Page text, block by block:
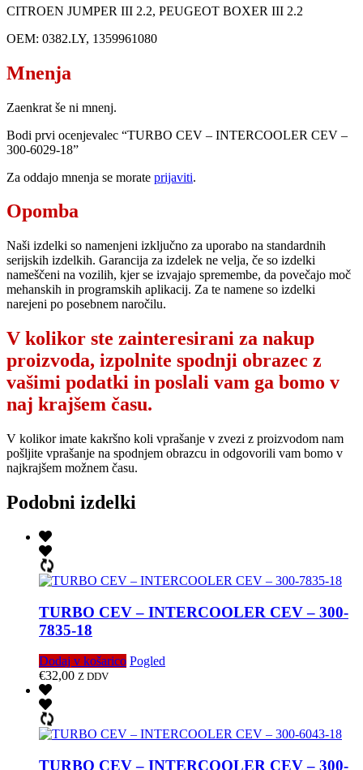
CITROEN JUMPER III 2.2, PEUGEOT BOXER III 2.2
OEM: 0382.LY, 1359961080
Mnenja
Zaenkrat še ni mnenj.
Bodi prvi ocenjevalec “TURBO CEV – INTERCOOLER CEV –
300-6029-18”
Za oddajo mnenja se morate prijaviti.
Opomba
Naši izdelki so namenjeni izključno za uporabo na standardnih
serijskih izdelkih. Garancija za izdelek ne velja, če so izdelki
nameščeni na vozilih, kjer se izvajajo spremembe, da povečajo moč
mehanskih in programskih aplikacij. Za te namene so izdelki
narejeni po posebnem naročilu.
V kolikor ste zainteresirani za nakup
proizvoda, izpolnite spodnji obrazec z
vašimi podatki in poslali vam ga bomo v
naj krajšem času.
V kolikor imate kakršno koli vprašanje v zvezi z proizvodom nam
pošljite vprašanje na spodnjem obrazcu in odgovorili vam bomo v
najkrajšem možnem času.
Podobni izdelki
TURBO CEV – INTERCOOLER CEV – 300-
7835-18
Dodaj v košarico Pogled
€32,00 Z DDV
TURBO CEV – INTERCOOLER CEV – 300-